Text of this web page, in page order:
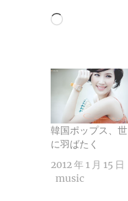
読
中…
韓国ポップス、世
に羽ばたく
2012 年 1 月 15 日
music